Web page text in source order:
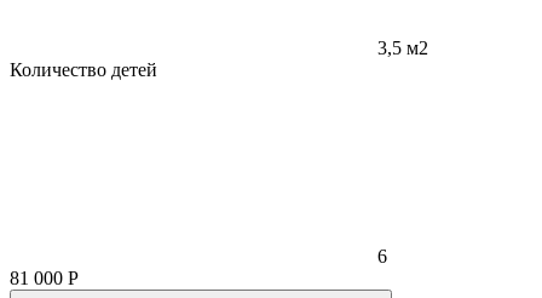
3,5 м2
Количество детей
6
81 000 Р